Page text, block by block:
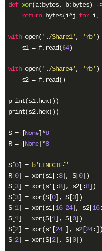
def xor(a:bytes, b:bytes) -
return bytes(i^j for i,
with open( './Share1' , 'rb' )
    s1 = f.read(
64)
with open( './Share4' , 'rb' )
    s2 = f.read()
print(s1.hex())
print(s2.hex())
S = [None]*8
R = [None]*8
S[0] = b'LINECTF{'
R[0] = xor(s1[:8], S[0])
S[3] = xor(s1[:8], s2[:8])
S[3] = xor(S[0], S[3])
S[1] = xor(s1[16:24], s2[16:
S[1] = xor(S[1], S[3])
S[2] = xor(s1[24:], s2[24:])
S[2] = xor(S[2], S[0])